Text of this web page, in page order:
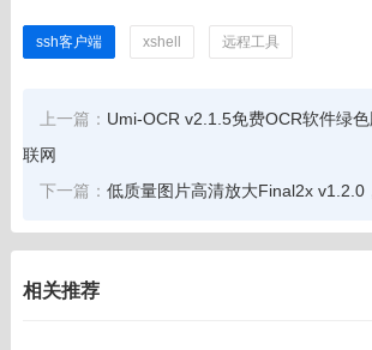
ssh客户端 xshell 远程工具
上一篇： Umi-OCR v2.1.5免费OCR软件绿
联网
下一篇： 低质量图片高清放大Final2x v1.2.0
相关推荐